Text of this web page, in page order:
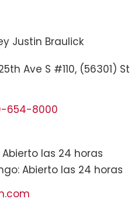
Justin Braulick
Ave S #110, (56301) St
654-8000
Abierto las 24 horas
Abierto las 24 horas